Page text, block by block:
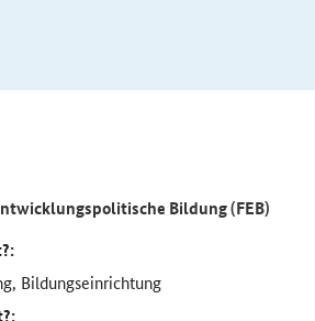
Bildung (FEB)
Bildungseinrichtung